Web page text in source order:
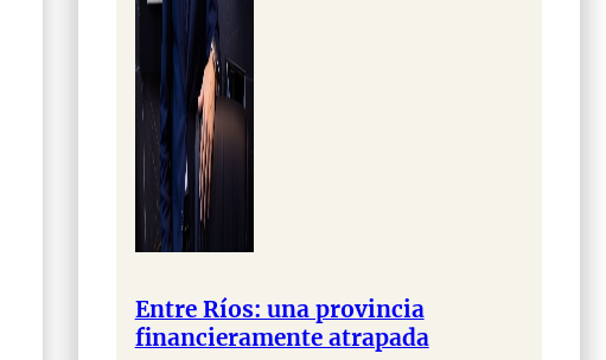
Entre Ríos: una provincia
financieramente atrapada